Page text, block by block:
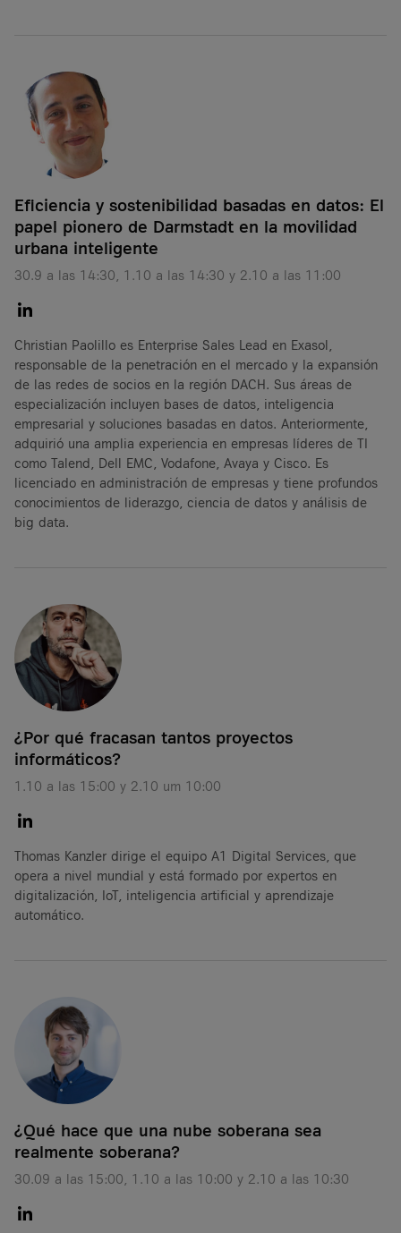
Eficiencia y sostenibilidad basadas en datos: El
papel pionero de Darmstadt en la movilidad
urbana inteligente
30.9 a las 14:30, 1.10 a las 14:30 y 2.10 a las 11:00
Christian Paolillo es Enterprise Sales Lead en Exasol,
responsable de la penetración en el mercado y la expansión
de las redes de socios en la región DACH. Sus áreas de
especialización incluyen bases de datos, inteligencia
empresarial y soluciones basadas en datos. Anteriormente,
adquirió una amplia experiencia en empresas líderes de TI
como Talend, Dell EMC, Vodafone, Avaya y Cisco. Es
licenciado en administración de empresas y tiene profundos
conocimientos de liderazgo, ciencia de datos y análisis de
big data.
¿Por qué fracasan tantos proyectos
informáticos?
1.10 a las 15:00 y 2.10 um 10:00
Thomas Kanzler dirige el equipo A1 Digital Services, que
opera a nivel mundial y está formado por expertos en
digitalización, IoT, inteligencia artificial y aprendizaje
automático.
¿Qué hace que una nube soberana sea
realmente soberana?
30.09 a las 15:00, 1.10 a las 10:00 y 2.10 a las 10:30